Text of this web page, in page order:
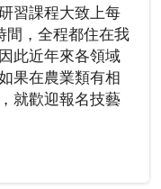
習課程大致上每
間，全程都住在我
此近年來各領域
果在農業類有相
就歡迎報名技藝